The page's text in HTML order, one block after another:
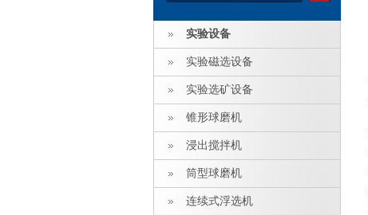
实验设备
实验磁选设备
实验选矿设备
锥形球磨机
浸出搅拌机
筒型球磨机
连续式浮选机